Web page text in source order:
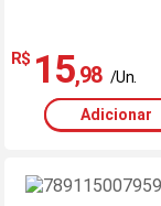
R$ 15,98 /Un.
Adicionar